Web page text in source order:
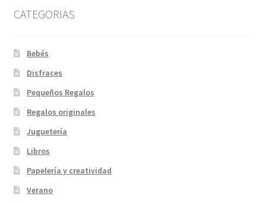
CATEGORIAS
Bebés
Disfraces
Pequeños Regalos
Regalos originales
Juguetería
Libros
Papelería y creatividad
Verano